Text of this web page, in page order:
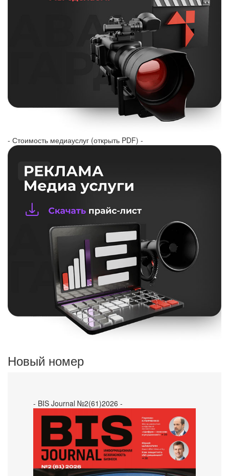
- Стоимость медиауслуг (открыть PDF) -
Новый номер
- BIS Journal №2(61)2026 -